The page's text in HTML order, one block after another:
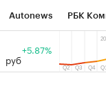
Autonews РБК
Тренды
руб
+5.87%